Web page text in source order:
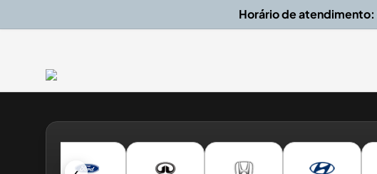
Horário de atendimento: